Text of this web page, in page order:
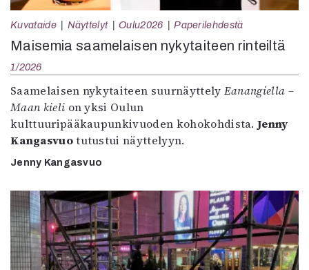
Kuvataide Näyttelyt Oulu2026 Paperilehdestä
Maisemia saamelaisen nykytaiteen rinteiltä
1/2026
Saamelaisen nykytaiteen suurnäyttely Eanangiella –
Maan kieli on yksi Oulun
kulttuuripääkaupunkivuoden kohokohdista.Jenny
Kangasvuotutustui näyttelyyn.
Jenny Kangasvuo